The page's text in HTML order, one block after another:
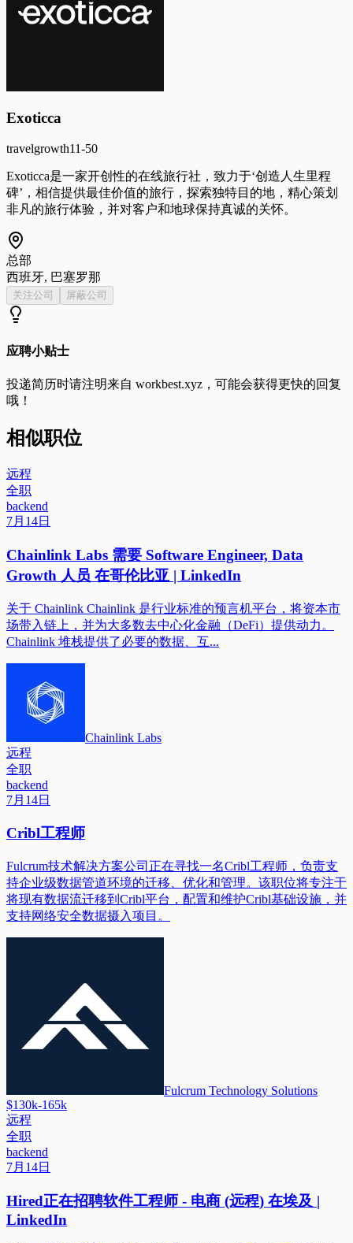
Exoticca
travelgrowth11-50
Exoticca是一家开创性的在线旅行社，致力于‘创造人生里程
碑’，相信提供最佳价值的旅行，探索独特目的地，精心策划
非凡的旅行体验，并对客户和地球保持真诚的关怀。
总部
西班牙, 巴塞罗那
关注公司 屏蔽公司
应聘小贴士
投递简历时请注明来自 workbest.xyz ，可能会获得更快的回复
哦！
相似职位
远程
全职
backend
7月14日
Chainlink Labs 需要 Software Engineer, Data
Growth 人员 在哥伦比亚 | LinkedIn
关于 Chainlink Chainlink 是行业标准的预言机平台，将资本市
场带入链上，并为大多数去中心化金融（DeFi）提供动力。
Chainlink 堆栈提供了必要的数据、互...
Chainlink Labs
远程
全职
backend
7月14日
Cribl工程师
Fulcrum技术解决方案公司正在寻找一名Cribl工程师，负责支
持企业级数据管道环境的迁移、优化和管理。该职位将专注于
将现有数据流迁移到Cribl平台，配置和维护Cribl基础设施，并
支持网络安全数据摄入项目。
Fulcrum Technology Solutions
$130k-165k
远程
全职
backend
7月14日
Hired正在招聘软件工程师 - 电商 (远程) 在埃及 |
LinkedIn